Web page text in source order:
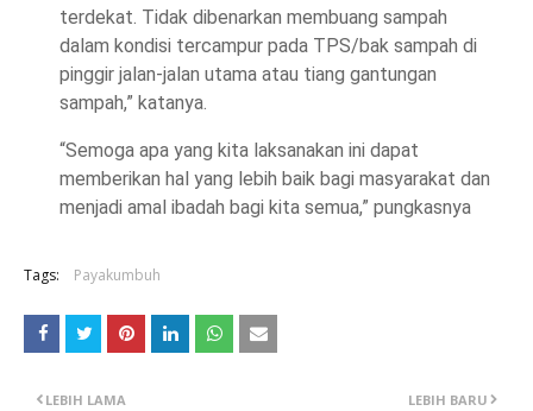
terdekat. Tidak dibenarkan membuang sampah
dalam kondisi tercampur pada TPS/bak sampah di
pinggir jalan-jalan utama atau tiang gantungan
sampah,” katanya.
“Semoga apa yang kita laksanakan ini dapat
memberikan hal yang lebih baik bagi masyarakat dan
menjadi amal ibadah bagi kita semua,” pungkasnya
Tags: Payakumbuh
LEBIH BARU
LEBIH LAMA